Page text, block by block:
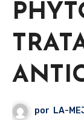
por LA-